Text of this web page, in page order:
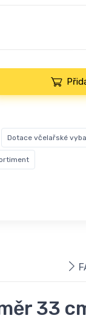
Dotace včelařské
33